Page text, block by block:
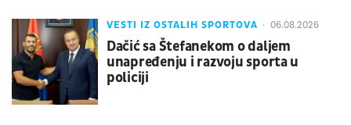
VESTI IZ OSTALIH SPORTOVA 06.08.2026
Dačić sa Štefanekom o daljem
unapređenju i razvoju sporta u
policiji